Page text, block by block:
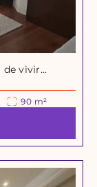
vivir...
90 m²